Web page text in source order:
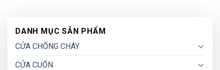
DANH MỤC SẢN PHẨM
CỬA CHỐNG CHÁY
CỬA CUỐN